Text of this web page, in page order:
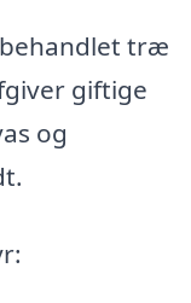
træ
giftige
og